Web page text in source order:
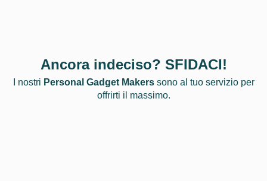
Ancora indeciso? SFIDACI!
I nostri Personal Gadget Makerssono al tuo servizio per
offrirti il massimo.